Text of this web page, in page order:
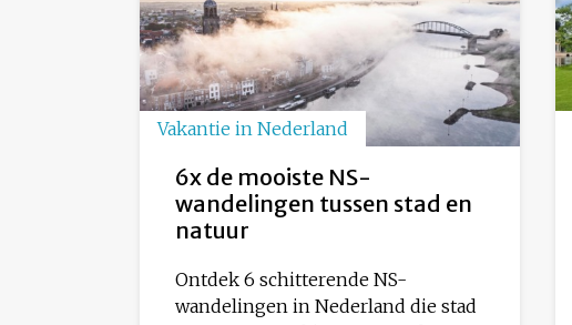
Vakantie in Nederland
6x de mooiste NS-
wandelingen tussen stad en
natuur
Ontdek 6 schitterende NS-
wandelingen in Nederland die stad